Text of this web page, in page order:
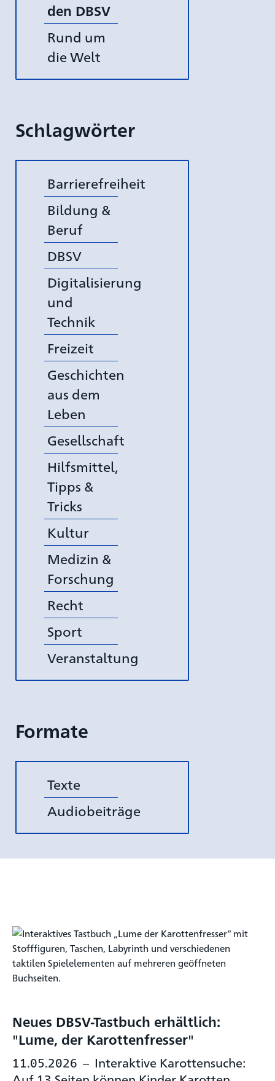
den DBSV
Rund um
die Welt
Schlagwörter
Barrierefreiheit
Bildung &
Beruf
DBSV
Digitalisierung
und
Technik
Freizeit
Geschichten
aus dem
Leben
Gesellschaft
Hilfsmittel,
Tipps &
Tricks
Kultur
Medizin &
Forschung
Recht
Sport
Veranstaltung
Formate
Texte
Audiobeiträge
Neues DBSV-Tastbuch erhältlich:
"Lume, der Karottenfresser"
11.05.2026 – Interaktive Karottensuche: